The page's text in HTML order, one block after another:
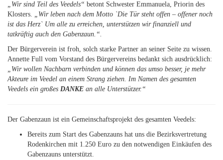
„Wir sind Teil des Veedels“ betont Schwester Emmanuela, Priorin des
Klosters. „Wir leben nach dem Motto `Die Tür steht offen – offener noch
ist das Herz` Um alle zu erreichen, unterstützen wir finanziell und
tatkräftig auch den Gabenzaun.“.
Der Bürgerverein ist froh, solch starke Partner an seiner Seite zu wissen.
Annette Full vom Vorstand des Bürgervereins bedankt sich ausdrücklich:
„Wir wollen Nachbarn verbinden und können das umso besser, je mehr
Akteure im Veedel an einem Strang ziehen. Im Namen des gesamten
Veedels ein großes DANKE an alle Unterstützer.“
Der Gabenzaun ist ein Gemeinschaftsprojekt des gesamten Veedels:
Bereits zum Start des Gabenzauns hat uns die Bezirksvertretung
Rodenkirchen mit 1.250 Euro zu den notwendigen Einkäufen des
Gabenzauns unterstützt.